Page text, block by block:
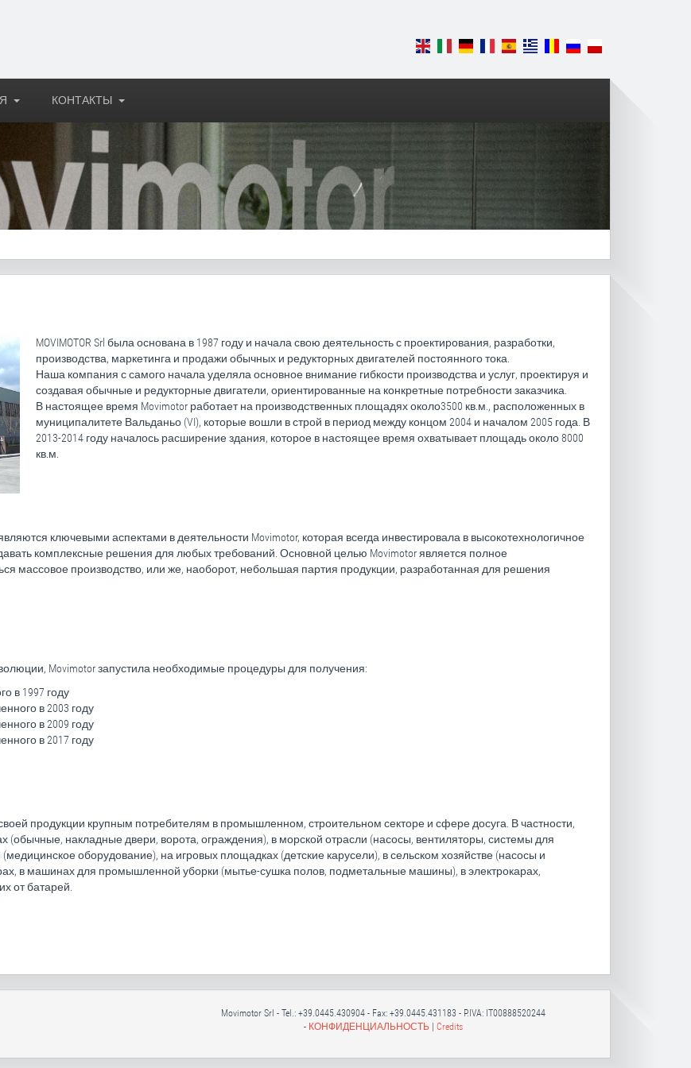
КОНТАКТЫ
MOVIMOTOR Srl была основана в 1987 году и начала свою деятельность с проектирования, разработки,
производства, маркетинга и продажи обычных и редукторных двигателей постоянного тока.
Наша компания с самого начала уделяла основное внимание гибкости производства и услуг, проектируя и
создавая обычные и редукторные двигатели, ориентированные на конкретные потребности заказчика.
В настоящее время Movimotor работает на производственных площадях около3500 кв.м., расположенных в
муниципалитете Вальданьо (VI), которые вошли в строй в период между концом 2004 и началом 2005 года. В
2013-2014 году началось расширение здания, которое в настоящее время охватывает площадь около 8000
кв.м.
ключевыми аспектами в деятельности Movimotor, которая всегда инвестировала в высокотехнологичное
комплексные решения для любых требований. Основной целью Movimotor является полное
массовое производство, или же, наоборот, небольшая партия продукции, разработанная для решения
Movimotor запустила необходимые процедуры для получения:
в 1997 году
в 2003 году
в 2009 году
в 2017 году
продукции крупным потребителям в промышленном, строительном секторе и сфере досуга. В частности,
(обычные, накладные двери, ворота, ограждения), в морской отрасли (насосы, вентиляторы, системы для
оборудование), на игровых площадках (детские карусели), в сельском хозяйстве (насосы и
в машинах для промышленной уборки (мытье-сушка полов, подметальные машины), в электрокарах,
от батарей.
Movimotor Srl - Tel.: +39.0445.430904 - Fax: +39.0445.431183 - P.IVA: IT00888520244
- КОНФИДЕНЦИАЛЬНОСТЬ Credits